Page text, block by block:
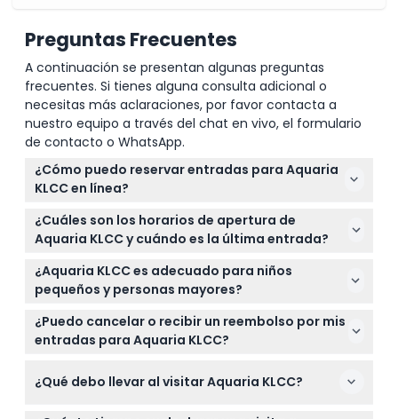
Preguntas Frecuentes
A continuación se presentan algunas preguntas
frecuentes. Si tienes alguna consulta adicional o
necesitas más aclaraciones, por favor contacta a
nuestro equipo a través del chat en vivo, el formulario
de contacto o WhatsApp.
¿Cómo puedo reservar entradas para Aquaria
KLCC en línea?
Puede reservar fácilmente sus entradas para
Aquaria KLCC en línea aquí en este sitio web. Una
vez que complete su compra, sus entradas se
activarán dos horas después del pago.
¿Cuáles son los horarios de apertura de
Aquaria KLCC y cuándo es la última entrada?
Aquaria KLCC está abierto diariamente de 10:00 AM
a 8:00 PM, con la última entrada a las 7:00 PM
(sujeto a cambios — por favor confirme al
momento de la reserva).
¿Aquaria KLCC es adecuado para niños
pequeños y personas mayores?
Sí, Aquaria KLCC da la bienvenida a visitantes de
todas las edades, incluyendo niños de 3 a 12 años
que necesitan un boleto infantil, adultos de 13 a 59
mayores de 60 años con un boleto para personas
¿Puedo cancelar o recibir un reembolso por mis
entradas para Aquaria KLCC?
reembolsables y no se pueden cancelar, por lo que
¿Qué debo llevar al visitar Aquaria KLCC?
Lleve una confirmación válida de su entrada en su